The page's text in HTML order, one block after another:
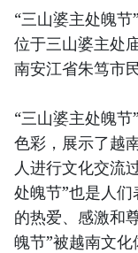
“三山婆主处魄
位于三山婆主处
南安江省朱笃市
“三山婆主处魄
色彩，展示了越
人进行文化交流
处魄节”也是人
的热爱、感激和
魄节”被越南文